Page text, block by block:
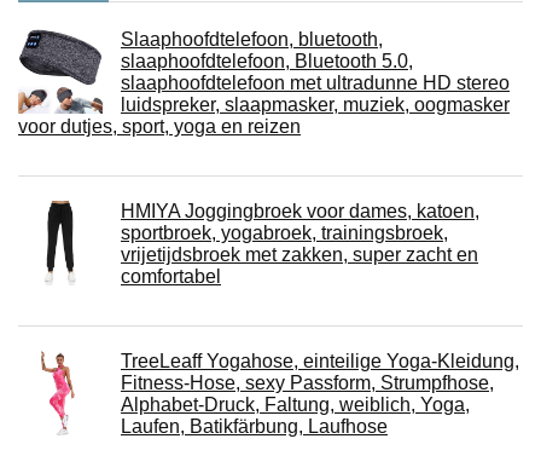
Slaaphoofdtelefoon, bluetooth,
slaaphoofdtelefoon, Bluetooth 5.0,
slaaphoofdtelefoon met ultradunne HD stereo
luidspreker, slaapmasker, muziek, oogmasker
voor dutjes, sport, yoga en reizen
HMIYA Joggingbroek voor dames, katoen,
sportbroek, yogabroek, trainingsbroek,
vrijetijdsbroek met zakken, super zacht en
comfortabel
TreeLeaff Yogahose, einteilige Yoga-Kleidung,
Fitness-Hose, sexy Passform, Strumpfhose,
Alphabet-Druck, Faltung, weiblich, Yoga,
Laufen, Batikfärbung, Laufhose